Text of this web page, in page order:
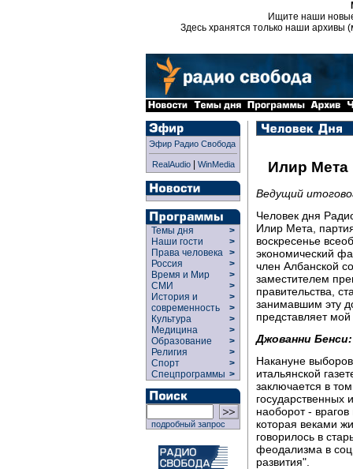
Ищите наши
Здесь хранятся только наши архивы
Эфир Радио Свобода
RealAudio| WinMedia
Темы дня
>
Наши гости
>
Права человека >
Россия
>
Время и Мир
>
СМИ
>
История и
современность
>
>
Культура
>
Медицина
>
Образование
>
Религия
>
Спорт
>
Спецпрограммы >
подробный запрос
Илир Мета
Ведущий
Человек дня
Илир Мета,
воскресенье
экономический
член Албанской
заместителем
правительства,
занимавшим эту
представляет
Джованни Бенси:
Накануне
итальянской
заключается в
государственных
наоборот -
которая веками
говорилось в
феодализма в
развития".